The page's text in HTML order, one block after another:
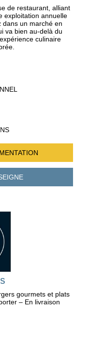
de restaurant, alliant
exploitation annuelle
dans un marché en
va bien au-delà du
culinaire
gourmets et plats
– En livraison